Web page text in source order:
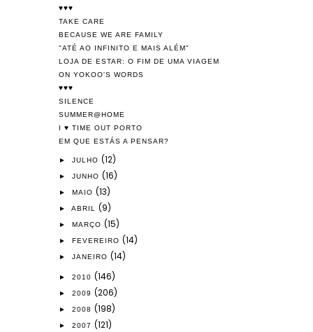
♥♥♥
TAKE CARE
BECAUSE WE ARE FAMILY
"ATÉ AO INFINITO E MAIS ALÉM"
LOJA DE ESTAR: O FIM DE UMA VIAGEM
ON YOKOO'S WORDS
♥♥♥
SILENCE
SUMMER@HOME
I ♥ TIME OUT PORTO
EM QUE ESTÁS A PENSAR?
► JULHO (12)
► JUNHO (16)
► MAIO (13)
► ABRIL (9)
► MARÇO (15)
► FEVEREIRO (14)
► JANEIRO (14)
► 2010 (146)
► 2009 (206)
► 2008 (198)
► 2007 (121)